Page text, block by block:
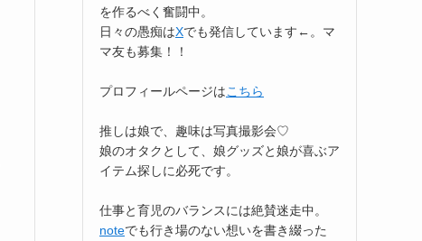
を作るべく奮闘中。
日々の愚痴はXでも発信しています←。マ
マ友も募集！！
プロフィールページはこちら
推しは娘で、趣味は写真撮影会♡
娘のオタクとして、娘グッズと娘が喜ぶア
イテム探しに必死です。
仕事と育児のバランスには絶賛迷走中。
noteでも行き場のない想いを書き綴った